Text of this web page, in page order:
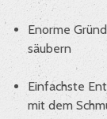
Enorme
säubern
Einfachste
mit dem